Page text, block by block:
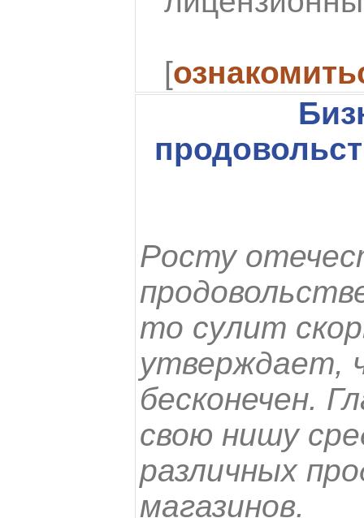
[
Росту
то сулит
утверждает,
бесконечен.
свою нишу
различных
магазинов.